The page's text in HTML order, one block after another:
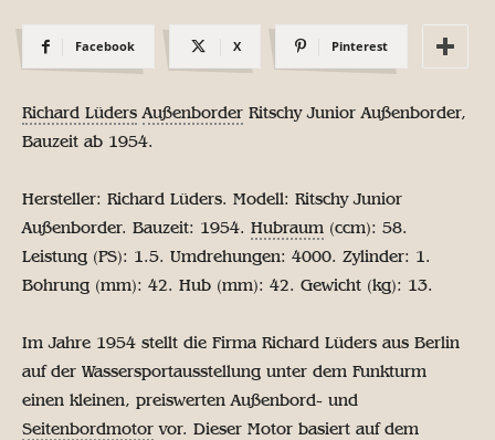
Facebook X Pinterest
Richard Lüders Außenborder Ritschy Junior Außenborder,
Bauzeit ab 1954.
Hersteller: Richard Lüders. Modell: Ritschy Junior
Außenborder. Bauzeit: 1954. Hubraum (ccm): 58.
Leistung (PS): 1.5. Umdrehungen: 4000. Zylinder: 1.
Bohrung (mm): 42. Hub (mm): 42. Gewicht (kg): 13.
Im Jahre 1954 stellt die Firma Richard Lüders aus Berlin
auf der Wassersportausstellung unter dem Funkturm
einen kleinen, preiswerten Außenbord- und
Seitenbordmotor vor. Dieser Motor basiert auf dem